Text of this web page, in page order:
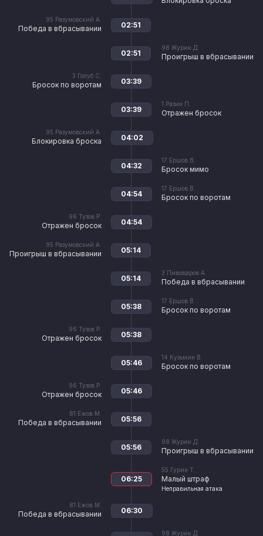
95 Разумовский А.
Победа в вбрасывании 02:51
98 Журик Д.
Проигрыш в вбрасывании
02:51
3 Голуб С.
Бросок по воротам 03:39
1 Разин П.
Отражен бросок
03:39
95 Разумовский А.
Блокировка броска 04:02
17 Ершов В.
Бросок мимо
04:32
17 Ершов В.
Бросок по воротам
04:54
96 Тузов Р.
Отражен бросок 04:54
95 Разумовский А.
Проигрыш в вбрасывании 05:14
3 Пивоваров А.
Победа в вбрасывании
05:14
17 Ершов В.
Бросок по воротам
05:38
96 Тузов Р.
Отражен бросок 05:38
14 Кузьмин В.
Бросок по воротам
05:46
96 Тузов Р.
Отражен бросок 05:46
81 Ежов М.
Победа в вбрасывании 05:56
98 Журик Д.
Проигрыш в вбрасывании
05:56
55 Гурин Т.
Малый штраф
Неправильная атака
06:25
81 Ежов М.
Победа в вбрасывании 06:30
98 Журик Д.